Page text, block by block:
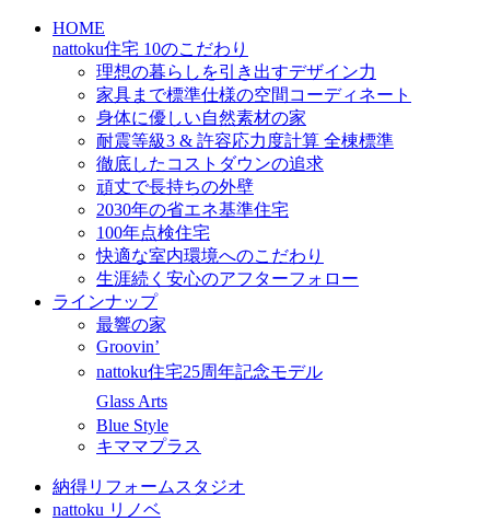
HOME
nattoku住宅 10のこだわり
理想の暮らしを引き出すデザイン力
家具まで標準仕様の空間コーディネート
身体に優しい自然素材の家
耐震等級3 & 許容応力度計算 全棟標準
徹底したコストダウンの追求
頑丈で長持ちの外壁
2030年の省エネ基準住宅
100年点検住宅
快適な室内環境へのこだわり
生涯続く安心のアフターフォロー
ラインナップ
最響の家
Groovin’
nattoku住宅25周年記念モデル
Glass Arts
Blue Style
キママプラス
納得リフォームスタジオ
nattoku リノベ